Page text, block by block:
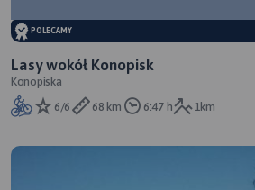
POLECAMY
Lasy wokół Konopisk
Konopiska
6/6
68 km 6:47 h 1km